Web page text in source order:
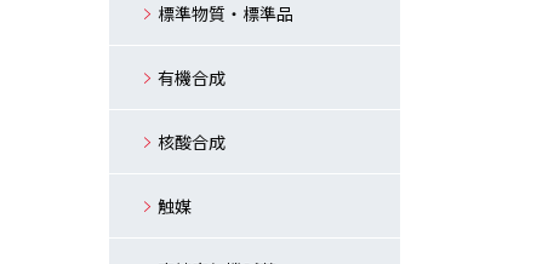
標準物質・標準品
有機合成
核酸合成
触媒